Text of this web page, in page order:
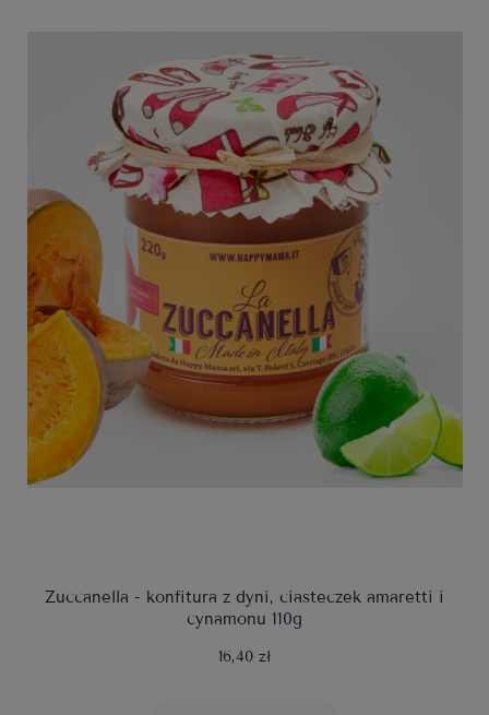
Zuccanella - konfitura z dyni, ciasteczek amaretti i
cynamonu 110g
16,40 zł